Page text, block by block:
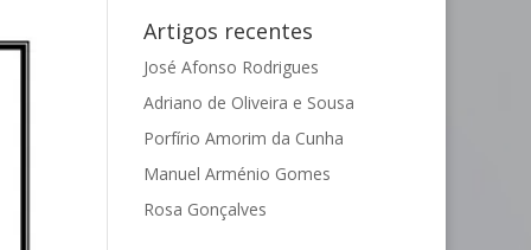
Artigos recentes
José Afonso Rodrigues
Adriano de Oliveira e Sousa
Porfírio Amorim da Cunha
Manuel Arménio Gomes
Rosa Gonçalves